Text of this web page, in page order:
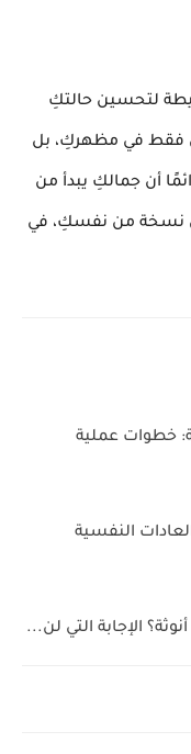
لتحسين حالتكِ
فقط في مظهركِ، بل
أن جمالكِ يبدأ من
نسخة من نفسكِ، في
خطوات عملية
النفسية
الإجابة التي لن...